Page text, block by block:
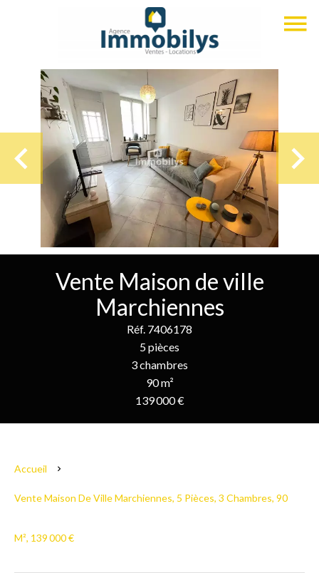
Vente Maison de ville
Marchiennes
Réf. 7406178
5 pièces
3 chambres
90 m²
139 000 €
Accueil
Vente Maison De Ville Marchiennes, 5 Pièces, 3 Chambres, 90
M², 139 000 €